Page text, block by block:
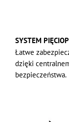
SYSTEM
Łatwe
dzięki
bezpieczeństwa.